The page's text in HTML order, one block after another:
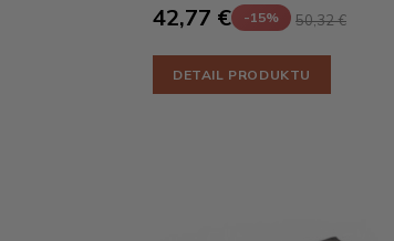
42,77 € -15% 50,32 €
DETAIL PRODUKTU